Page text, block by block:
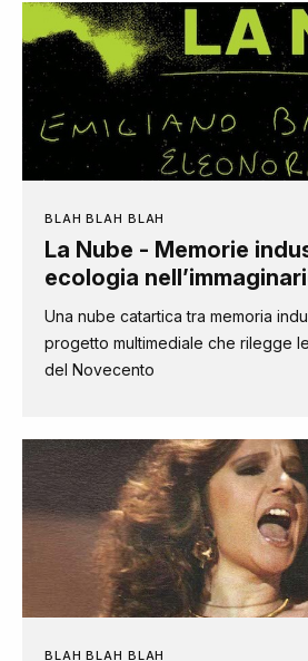
BLAH BLAH BLAH
La Nube - Memorie
ecologia
Una nube catartica tra memoria
progetto multimediale che rilegge
del Novecento
BLAH BLAH BLAH